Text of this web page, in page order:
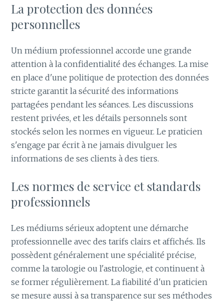
La protection des données
personnelles
Un médium professionnel accorde une grande
attention à la confidentialité des échanges. La mise
en place d'une politique de protection des données
stricte garantit la sécurité des informations
partagées pendant les séances. Les discussions
restent privées, et les détails personnels sont
stockés selon les normes en vigueur. Le praticien
s'engage par écrit à ne jamais divulguer les
informations de ses clients à des tiers.
Les normes de service et standards
professionnels
Les médiums sérieux adoptent une démarche
professionnelle avec des tarifs clairs et affichés. Ils
possèdent généralement une spécialité précise,
comme la tarologie ou l'astrologie, et continuent à
se former régulièrement. La fiabilité d'un praticien
se mesure aussi à sa transparence sur ses méthodes